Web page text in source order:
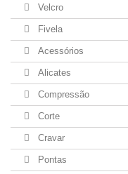
Velcro
Fivela
Acessórios
Alicates
Compressão
Corte
Cravar
Pontas